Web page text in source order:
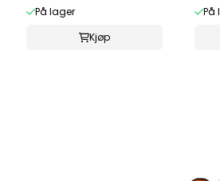
På lager
Kjøp
På